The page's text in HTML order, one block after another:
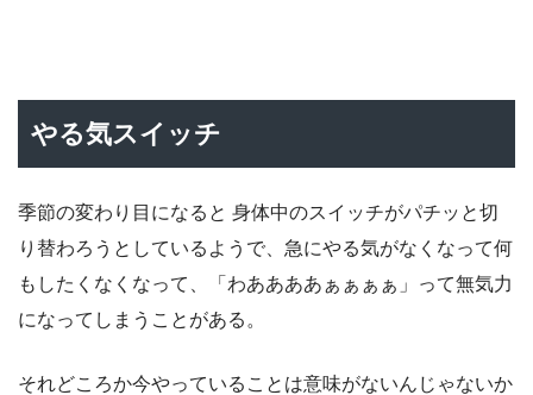
やる気スイッチ
季節の変わり目になると 身体中のスイッチがパチッと切
り替わろうとしているようで、急にやる気がなくなって何
もしたくなくなって、「わああああぁぁぁぁ」って無気力
になってしまうことがある。
それどころか今やっていることは意味がないんじゃないか